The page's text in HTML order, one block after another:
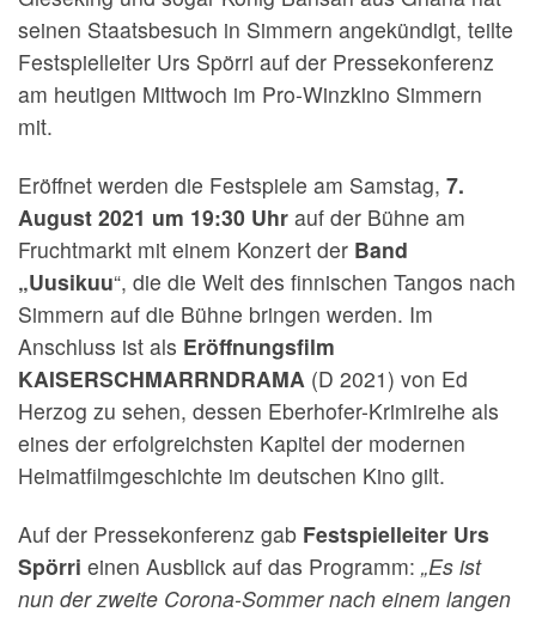
seinen Staatsbesuch in Simmern angekündigt, teilte
Festspielleiter Urs Spörri auf der Pressekonferenz
am heutigen Mittwoch im Pro-Winzkino Simmern
mit.
Eröffnet werden die Festspiele am Samstag, 7.
August 2021 um 19:30 Uhr auf der Bühne am
Fruchtmarkt mit einem Konzert der Band
„Uusikuu“, die die Welt des finni­schen Tangos nach
Simmern auf die Bühne bringen werden. Im
Anschluss ist als Eröffnungsfilm
KAISERSCHMARRNDRAMA (D 2021) von Ed
Herzog zu sehen, dessen Eberhofer-Krimireihe als
eines der erfolgreichsten Ka­pitel der modernen
Heimat­filmgeschichte im deutschen Kino gilt.
Auf der Pressekonferenz gab Festspielleiter Urs
Spörri einen Ausblick auf das Programm: „Es ist
nun der zweite Corona-Sommer nach einem langen